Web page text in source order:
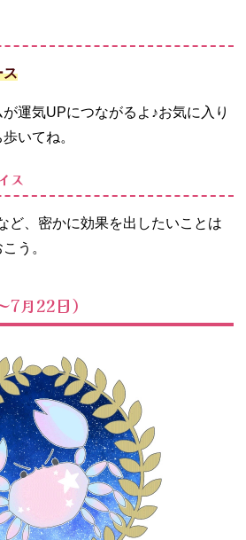
ス
運気UPにつながるよ♪お気に入り
いてね。
ス
ど、密かに効果を出したいことは
う。
月22日）